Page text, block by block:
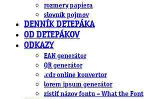
rozmery papiera
slovník pojmov
DENNÍK DETEPÁKA
OD DETEPÁKOV
ODKAZY
EAN generátor
QR generátor
.cdr online konvertor
lorem ipsum generátor
zistiť názov fontu – What the Font